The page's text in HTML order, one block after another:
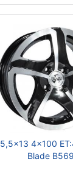
5,5x13 4x100
Blade B569